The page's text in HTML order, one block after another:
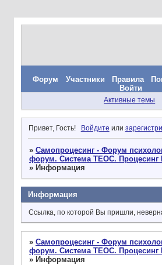
Форум Участники Правила
Войти
Активные темы
Привет, Гость! Войдите или
» Самопроцесинг - Форум
форум. Система ТЕОС. Процесинг
» Информация
Информация
Ссылка, по которой Вы пришли,
» Самопроцесинг - Форум
форум. Система ТЕОС. Процесинг
» Информация